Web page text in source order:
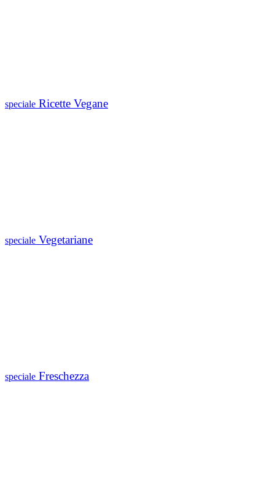
speciale Ricette Vegane
speciale Vegetariane
speciale Freschezza